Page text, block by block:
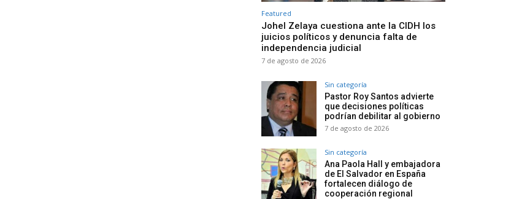
Featured
Johel Zelaya cuestiona ante la CIDH los
juicios políticos y denuncia falta de
independencia judicial
7 de agosto de 2026
Sin categoría
Pastor Roy Santos advierte
que decisiones políticas
podrían debilitar al gobierno
7 de agosto de 2026
Sin categoría
Ana Paola Hall y embajadora
de El Salvador en España
fortalecen diálogo de
cooperación regional